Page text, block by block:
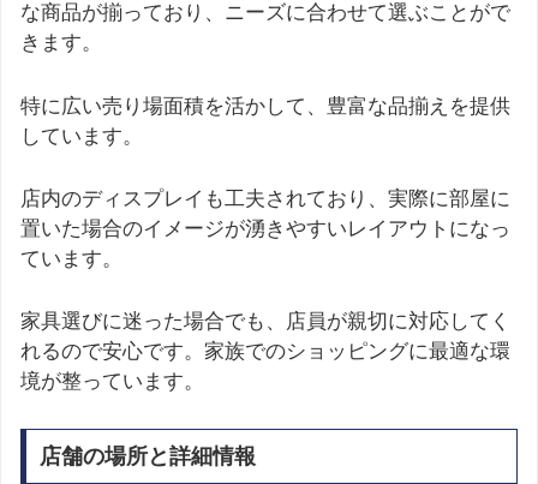
な商品が揃っており、ニーズに合わせて選ぶことがで
きます。
特に広い売り場面積を活かして、豊富な品揃えを提供
しています。
店内のディスプレイも工夫されており、実際に部屋に
置いた場合のイメージが湧きやすいレイアウトになっ
ています。
家具選びに迷った場合でも、店員が親切に対応してく
れるので安心です。家族でのショッピングに最適な環
境が整っています。
店舗の場所と詳細情報